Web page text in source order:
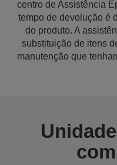
centro de Assistência
tempo de devolução é
do produto. A
substituição de itens
manutenção que